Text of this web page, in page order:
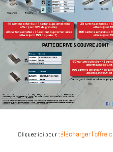
Cliquez ici pourtélécharger l’offre